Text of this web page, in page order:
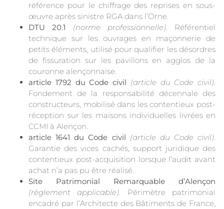
référence pour le chiffrage des reprises en sous-
œuvre après sinistre RGA dans l’Orne.
DTU 20.1
(norme professionnelle). Référentiel
technique sur les ouvrages en maçonnerie de
petits éléments, utilisé pour qualifier les désordres
de fissuration sur les pavillons en agglos de la
couronne alençonnaise.
article 1792 du Code civil (article du Code civil).
Fondement de la responsabilité décennale des
constructeurs, mobilisé dans les contentieux post-
réception sur les maisons individuelles livrées en
CCMI à Alençon.
article 1641 du Code civil (article du Code civil).
Garantie des vices cachés, support juridique des
contentieux post-acquisition lorsque l’audit avant
achat n’a pas pu être réalisé.
Site Patrimonial Remarquable d’Alençon
(règlement applicable). Périmètre patrimonial
encadré par l’Architecte des Bâtiments de France,